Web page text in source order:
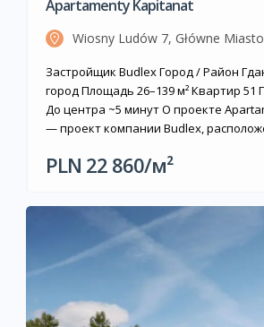
Apartamenty Kapitanat
Wiosny Ludów 7, Główne
Застройщик Budlex Город / Район
город Площадь 26–139 м² Квартир 51
До центра ~5 минут О проекте
— проект компании Budlex,
границе исторического Главного
набережной реки Мотлавы.
PLN 22 860/м²